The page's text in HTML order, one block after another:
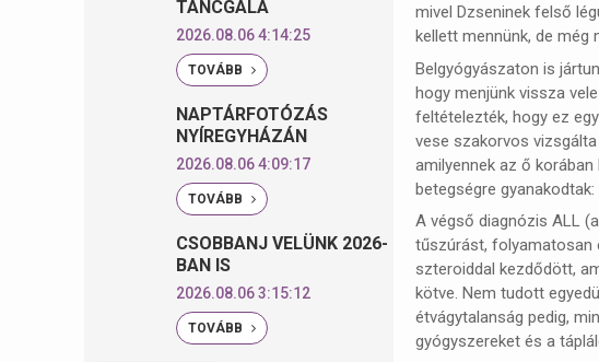
TÁNCGÁLA
2026.08.06 4:14:25
TOVÁBB
NAPTÁRFOTÓZÁS
NYÍREGYHÁZÁN
2026.08.06 4:09:17
TOVÁBB
CSOBBANJ VELÜNK 2026-
BAN IS
2026.08.06 3:15:12
TOVÁBB
mivel Dzseninek felső
kellett mennünk, de még
Belgyógyászaton is
hogy menjünk vissza
feltételezték, hogy ez
vese szakorvos
amilyennek az ő
betegségre
A végső diagnózis ALL
tűszúrást, folyamatosan
szteroiddal kezdődött,
kötve. Nem tudott
étvágytalanság pedig,
gyógyszereket és a